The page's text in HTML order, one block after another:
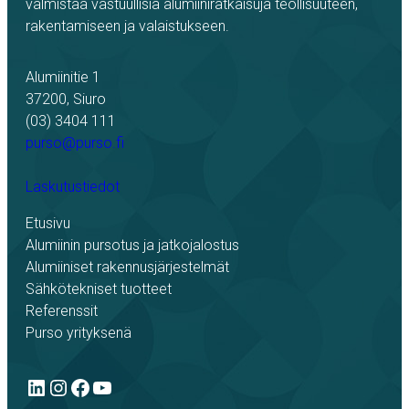
valmistaa vastuullisia alumiiniratkaisuja teollisuuteen,
rakentamiseen ja valaistukseen.
Alumiinitie 1
37200, Siuro
(03) 3404 111
purso@purso.fi
Laskutustiedot
Etusivu
Alumiinin pursotus ja jatkojalostus
Alumiiniset rakennusjärjestelmät
Sähkötekniset tuotteet
Referenssit
Purso yrityksenä
LinkedIn
Instagram
Facebook
YouTube